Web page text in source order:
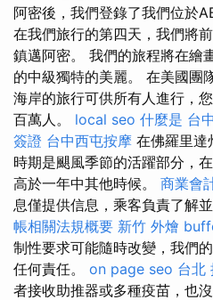
阿密後，我們登錄了我們位於
在我們旅行的第四天，我們將
鎮邁阿密。 我們的旅程將在繪
的中級獨特的美麗。 在美國團
海岸的旅行可供所有人進行，
百萬人。 local seo 什麼是 台
簽證 台中西屯按摩 在佛羅里達
時期是颶風季節的活躍部分，
高於一年中其他時候。 商業會
息僅提供信息，乘客負責了解
帳相關法規概要 新竹 外燴
制性要求可能隨時改變，我們
任何責任。 on page seo 台北
者接收助推器或多種疫苗，也